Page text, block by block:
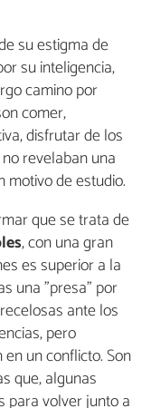
su estigma de
su inteligencia,
camino por
comer,
disfrutar de los
revelaban una
motivo de estudio.
que se trata de
, con una gran
es superior a la
una "presa" por
ante los
pero
un conflicto. Son
que, algunas
para volver junto a